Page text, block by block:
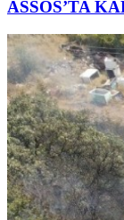
ASSOS’TA